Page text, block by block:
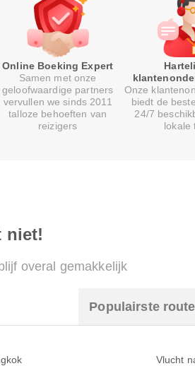
Online Boeking Expert
Samen met onze
geloofwaardige partners
vervullen we sinds 2011
talloze behoeften van
reizigers
Onze
biedt de
24/7
lokale
niet!
overal gemakkelijk
Populairste
Vlucht